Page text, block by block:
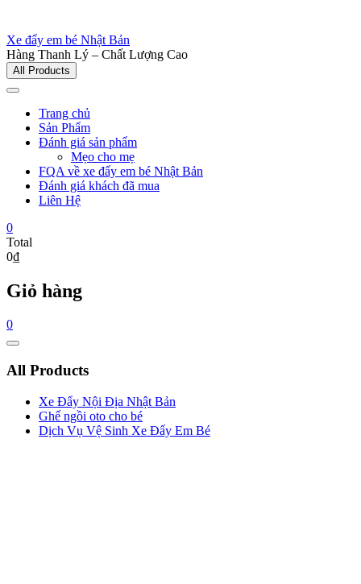
Xe đẩy em bé Nhật Bản
Hàng Thanh Lý – Chất Lượng Cao
All Products
Trang chủ
Sản Phẩm
Đánh giá sản phẩm
Mẹo cho mẹ
FQA về xe đẩy em bé Nhật Bản
Đánh giá khách đã mua
Liên Hệ
0
Total
0₫
Giỏ hàng
0
Catalog
All Products
Xe Đẩy Nội Địa Nhật Bản
Ghế ngồi oto cho bé
Dịch Vụ Vệ Sinh Xe Đẩy Em Bé